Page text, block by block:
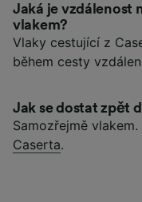
Jaká je vzdálenost
vlakem?
Vlaky cestující z
během cesty
Jak se dostat zpět
Samozřejmě vlakem.
Caserta.